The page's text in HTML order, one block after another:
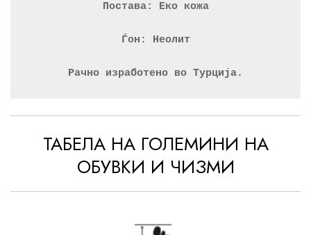
Постава: Еко кожа
Ѓон: Неолит
Рачно изработено во Турција.
ТАБЕЛА НА ГОЛЕМИНИ НА
ОБУВКИ И ЧИЗМИ